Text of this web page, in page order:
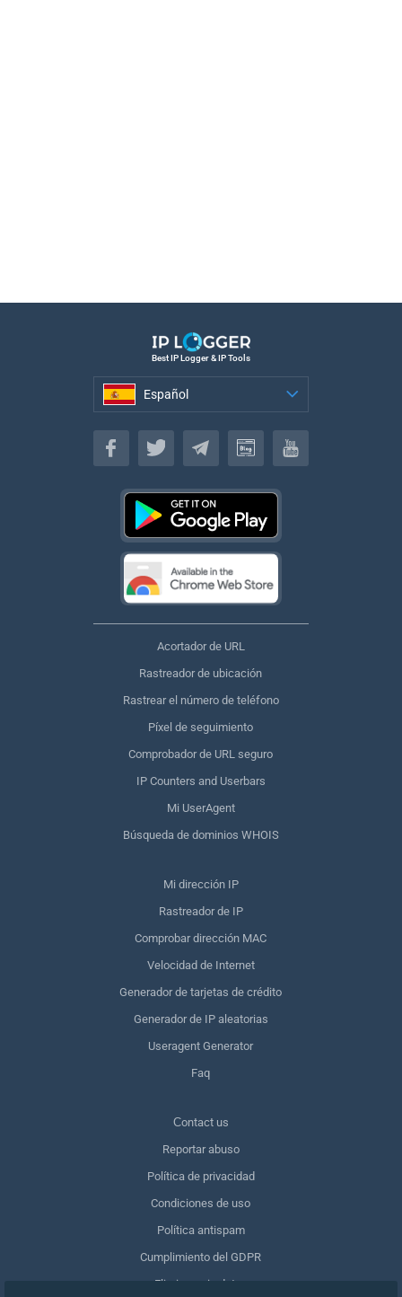
Best IP Logger & IP Tools
Español
Español
Acortador de URL
Rastreador de ubicación
Rastrear el número de teléfono
Píxel de seguimiento
Comprobador de URL seguro
IP Counters and Userbars
Mi UserAgent
Búsqueda de dominios WHOIS
Mi dirección IP
Rastreador de IP
Comprobar dirección MAC
Velocidad de Internet
Generador de tarjetas de crédito
Generador de IP aleatorias
Useragent Generator
Faq
Сontact us
Reportar abuso
Política de privacidad
Condiciones de uso
Política antispam
Cumplimiento del GDPR
Eliminar mis datos